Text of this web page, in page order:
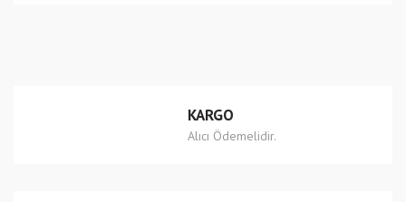
Ürün açıklamasında eksik bilgiler bulunuyor.
KARGO
Alıcı Ödemelidir.